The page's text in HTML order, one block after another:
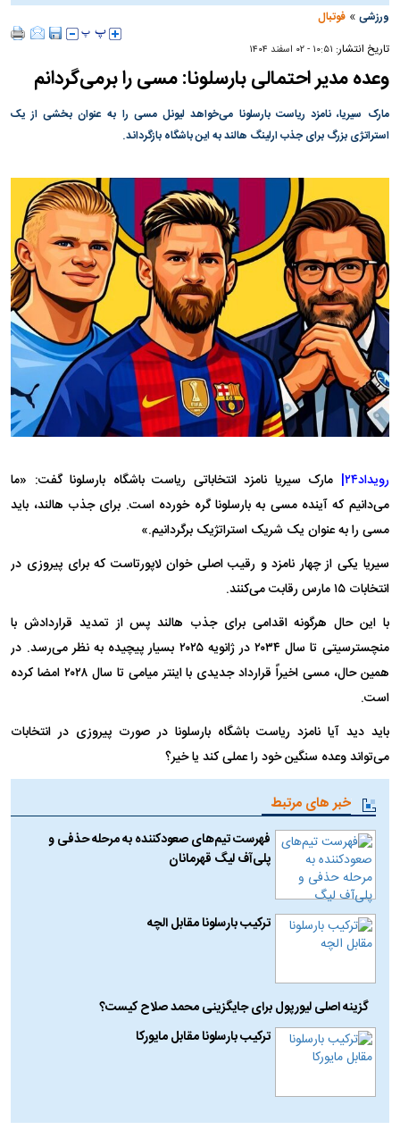
ورزشی »فوتبال
تاریخ انتشار: ۱۰:۵۱ - ۰۲ اسفند ۱۴۰۴
وعده مدیر احتمالی بارسلونا: مسی را برمی‌گردانم
مارک سیریا، نامزد ریاست بارسلونا می‌خواهد لیونل مسی را به عنوان بخشی از یک
استراتژی بزرگ برای جذب ارلینگ هالند به این باشگاه بازگرداند.
رویداد۲۴|
مارک سیریا نامزد انتخاباتی ریاست باشگاه بارسلونا گفت: «ما
می‌دانیم که آینده مسی به بارسلونا گره خورده است. برای جذب هالند، باید
مسی را به عنوان یک شریک استراتژیک برگردانیم.»
سیریا یکی از چهار نامزد و رقیب اصلی خوان لاپورتاست که برای پیروزی در
انتخابات ۱۵ مارس رقابت می‌کنند.
با این حال هرگونه اقدامی برای جذب هالند پس از تمدید قراردادش با
منچسترسیتی تا سال ۲۰۳۴ در ژانویه ۲۰۲۵ بسیار پیچیده به نظر می‌رسد. در
همین حال، مسی اخیراً قرارداد جدیدی با اینتر میامی تا سال ۲۰۲۸ امضا کرده
است.
باید دید آیا نامزد ریاست باشگاه بارسلونا در صورت پیروزی در انتخابات
می‌تواند وعده سنگین خود را عملی کند یا خیر؟
خبر های مرتبط
فهرست تیم‌های صعودکننده به مرحله حذفی و
پلی‌آف لیگ قهرمانان
ترکیب بارسلونا مقابل الچه
گزینه اصلی لیورپول برای جایگزینی محمد صلاح کیست؟
ترکیب بارسلونا مقابل مایورکا